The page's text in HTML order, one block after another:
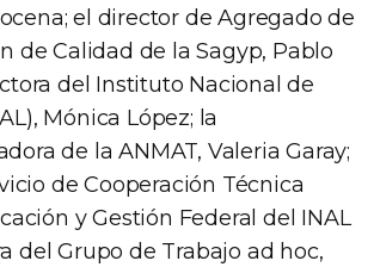
el director de Agregado de
de Calidad de la Sagyp, Pablo
del Instituto Nacional de
Mónica López; la
de la ANMAT, Valeria Garay;
de Cooperación Técnica
y Gestión Federal del INAL
del Grupo de Trabajo ad hoc,